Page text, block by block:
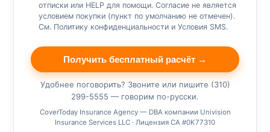
отписки или HELP для помощи. Согласие не является
условием покупки (пункт по умолчанию не отмечен).
См. Политику конфиденциальности и Условия SMS.
Получить бесплатный расчёт →
Удобнее поговорить? Звоните или пишите (310)
299-5555 — говорим по-русски.
CoverToday Insurance Agency — DBA компании Univision
Insurance Services LLC · Лицензия CA #0K77310